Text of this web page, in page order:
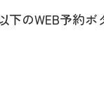
下のWEB予約